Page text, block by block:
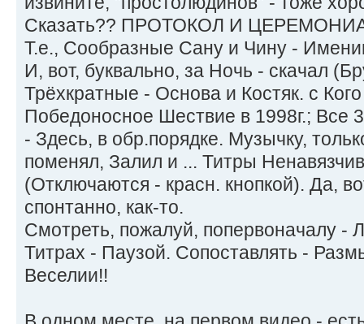
Сказать?? ПРОТОКОЛ И
Т.е., Сообразные Сану и Чину -
И, вот, буквально, за Ночь - скачал
Трёхкратные - Основа и Костяк. с
Победоносное Шествие в 1998г.; Все
- Здесь, в обр.порядке. Музычку,
поменял, Залил и ... Титры
(Отключаются - красн. кнопкой). Да,
спонтанно, как-то.
Смотреть, пожалуй, попервоначалу -
Титрах - Паузой. Сопоставлять -
Веселии!!